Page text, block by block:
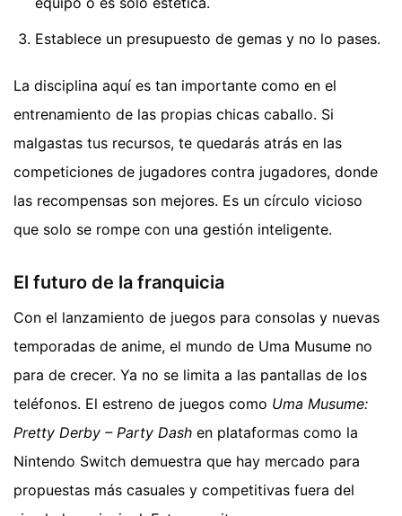
Establece un presupuesto de gemas y no lo pases.
La disciplina aquí es tan importante como en el
entrenamiento de las propias chicas caballo. Si
malgastas tus recursos, te quedarás atrás en las
competiciones de jugadores contra jugadores, donde
las recompensas son mejores. Es un círculo vicioso
que solo se rompe con una gestión inteligente.
El futuro de la franquicia
Con el lanzamiento de juegos para consolas y nuevas
temporadas de anime, el mundo de Uma Musume no
para de crecer. Ya no se limita a las pantallas de los
teléfonos. El estreno de juegos como Uma Musume:
Pretty Derby – Party Dash en plataformas como la
Nintendo Switch demuestra que hay mercado para
propuestas más casuales y competitivas fuera del